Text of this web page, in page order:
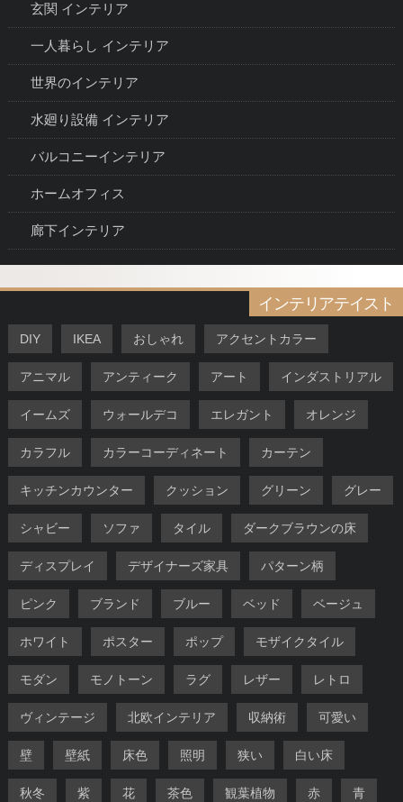
玄関 インテリア
一人暮らし インテリア
世界のインテリア
水廻り設備 インテリア
バルコニーインテリア
ホームオフィス
廊下インテリア
インテリアテイスト
DIY IKEA おしゃれ アクセントカラー
アニマル アンティーク アート インダストリアル
イームズ ウォールデコ エレガント オレンジ
カラフル カラーコーディネート カーテン
キッチンカウンター クッション グリーン グレー
シャビー ソファ タイル ダークブラウンの床
ディスプレイ デザイナーズ家具 パターン柄
ピンク ブランド ブルー ベッド ベージュ
ホワイト ポスター ポップ モザイクタイル
モダン モノトーン ラグ レザー レトロ
ヴィンテージ 北欧インテリア 収納術 可愛い
壁 壁紙 床色 照明 狭い 白い床
秋冬 紫 花 茶色 観葉植物 赤 青